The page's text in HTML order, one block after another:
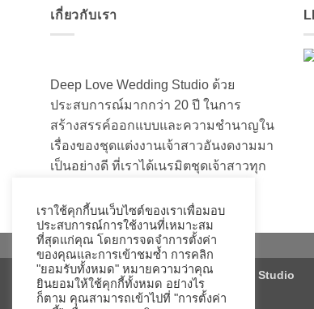
เกี่ยวกับเรา
Deep Love Wedding Studio ด้วย
ประสบการณ์มากกว่า 20 ปี ในการ
สร้างสรรค์ออกแบบและความชำนาญใน
เรื่องของชุดแต่งงานเจ้าสาวอันงดงามมา
เป็นอย่างดี ที่เราได้เนรมิตชุดเจ้าสาวทุก
Copyright 2026 ©Deep Love Wedding Studio
เราใช้คุกกี้บนเว็บไซต์ของเราเพื่อมอบ
ประสบการณ์การใช้งานที่เหมาะสม
ที่สุดแก่คุณ โดยการจดจำการตั้งค่า
ของคุณและการเข้าชมซ้ำ การคลิก
"ยอมรับทั้งหมด" หมายความว่าคุณ
ยินยอมให้ใช้คุกกี้ทั้งหมด อย่างไร
ก็ตาม คุณสามารถเข้าไปที่ "การตั้งค่า